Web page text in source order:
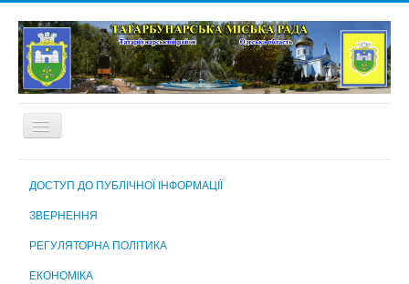
ДОСТУП ДО ПУБЛІЧНОЇ ІНФОРМАЦІЇ
ЗВЕРНЕННЯ
РЕГУЛЯТОРНА ПОЛІТИКА
ЕКОНОМІКА